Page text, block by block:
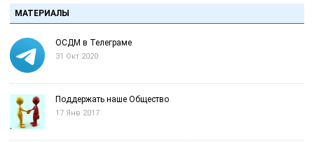
МАТЕРИАЛЫ
ОСДМ в Телеграме
31 Окт 2020
Поддержать наше Общество
17 Янв 2017